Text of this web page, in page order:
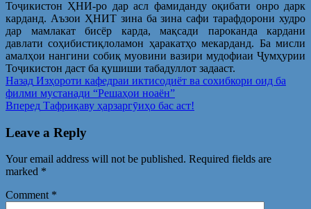
Тоҷикистон ҲНИ-ро дар асл фамиданду оқибати онро дарк
карданд. Аъзои ҲНИТ зина ба зина сафи тарафдорони худро
дар мамлакат бисёр карда, мақсади пароканда кардани
давлати соҳибистиқлоламон ҳаракатҳо мекарданд. Ба мисли
амалҳои нангини собиқ муовини вазири мудофиаи Ҷумҳурии
Тоҷикистон даст ба қушиши табадуллот задааст.
Post
navigation
Назад Предыдущая
запись:
Изҳороти кафедраи иктисодиёт ва сохибкори оид ба
филми мустанади “Решаҳои ноаён”
Вперед Следующая
Тафриқаву ҳарзаргӯиҳо бас аст!
Leave a Reply
Your email address will not be published. Required fields are
marked *
Comment *